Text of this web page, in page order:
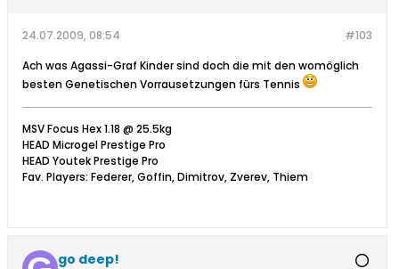
#103
24.07.2009, 08:54
Ach was Agassi-Graf Kinder sind doch die mit den womöglich
besten Genetischen Vorrausetzungen fürs Tennis
MSV Focus Hex 1.18 @ 25.5kg
HEAD Microgel Prestige Pro
HEAD Youtek Prestige Pro
Fav. Players: Federer, Goffin, Dimitrov, Zverev, Thiem
go deep!